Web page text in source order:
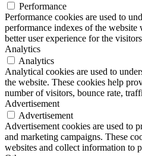
Performance
Performance cookies are used to
performance indexes of the
better user experience for the
Analytics
Analytics
Analytical cookies are used to
the website. These cookies help
number of visitors, bounce rate,
Advertisement
Advertisement
Advertisement cookies are used to
and marketing campaigns. These
websites and collect information to